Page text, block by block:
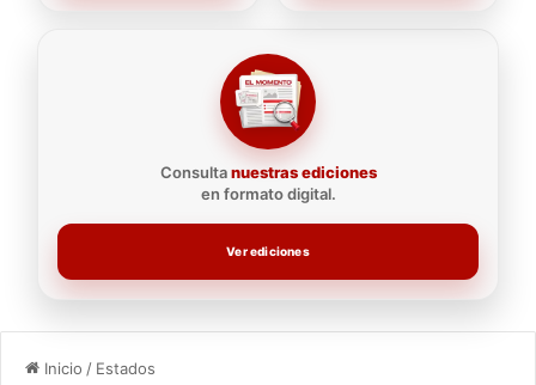
Consultanuestras ediciones
en formato digital.
Ver ediciones
Inicio / Estados